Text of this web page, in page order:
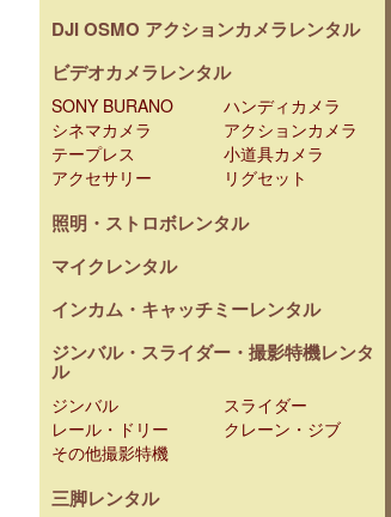
DJI OSMO アクションカメラレンタル
ビデオカメラレンタル
SONY BURANO
ハンディカメラ
シネマカメラ
アクションカメラ
テープレス
小道具カメラ
アクセサリー
リグセット
照明・ストロボレンタル
マイクレンタル
インカム・キャッチミーレンタル
ジンバル・スライダー・撮影特機レンタ
ル
ジンバル
スライダー
レール・ドリー
クレーン・ジブ
その他撮影特機
三脚レンタル